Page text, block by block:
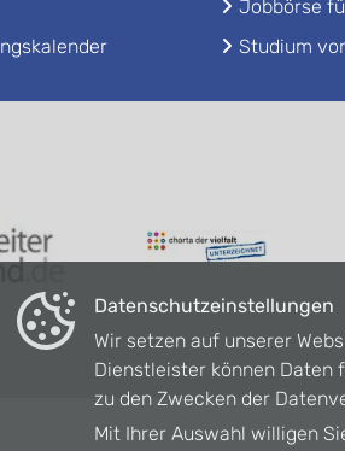
Jobbörse
Studium
Datenschutzeinstellungen
Wir setzen auf unserer
Dienstleister können Daten
zu den Zwecken der
Mit Ihrer Auswahl willigen